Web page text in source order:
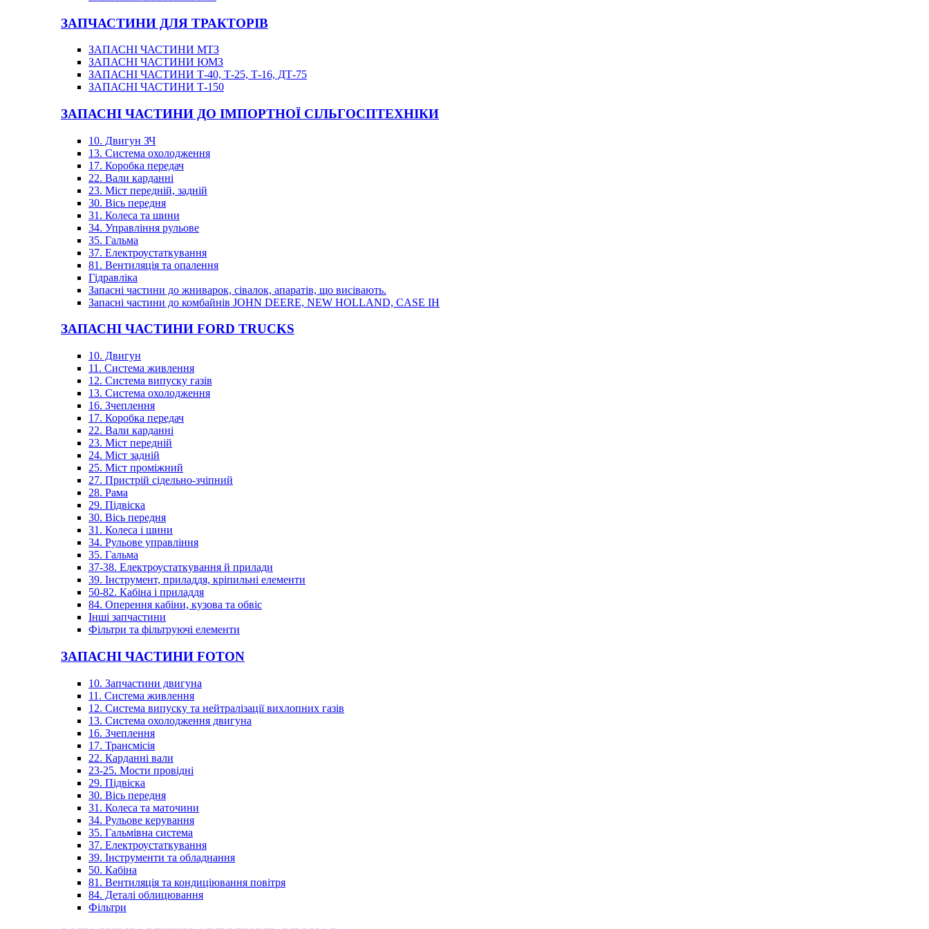
ЗАПЧАСТИНИ ДЛЯ ТРАКТОРІВ
ЗАПАСНІ ЧАСТИНИ МТЗ
ЗАПАСНІ ЧАСТИНИ ЮМЗ
ЗАПАСНІ ЧАСТИНИ Т-40, Т-25, Т-16, ДТ-75
ЗАПАСНІ ЧАСТИНИ Т-150
ЗАПАСНІ ЧАСТИНИ ДО ІМПОРТНОЇ СІЛЬГОСПТЕХНІКИ
10. Двигун ЗЧ
13. Система охолодження
17. Коробка передач
22. Вали карданні
23. Міст передній, задній
30. Вісь передня
31. Колеса та шини
34. Управління рульове
35. Гальма
37. Електроустаткування
81. Вентиляція та опалення
Гідравліка
Запасні частини до жниварок, сівалок, апаратів, що висівають.
Запасні частини до комбайнів JOHN DEERE, NEW HOLLAND, CASE IH
ЗАПАСНІ ЧАСТИНИ FORD TRUCKS
10. Двигун
11. Система живлення
12. Система випуску газів
13. Система охолодження
16. Зчеплення
17. Коробка передач
22. Вали карданні
23. Міст передній
24. Міст задній
25. Міст проміжний
27. Пристрій сідельно-зчіпний
28. Рама
29. Підвіска
30. Вісь передня
31. Колеса і шини
34. Рульове управління
35. Гальма
37-38. Електроустаткування й прилади
39. Інструмент, приладдя, кріпильні елементи
50-82. Кабіна і приладдя
84. Оперення кабіни, кузова та обвіс
Інші запчастини
Фільтри та фільтруючі елементи
ЗАПАСНІ ЧАСТИНИ FOTON
10. Запчастини двигуна
11. Система живлення
12. Система випуску та нейтралізації вихлопних газів
13. Система охолодження двигуна
16. Зчеплення
17. Трансмісія
22. Карданні вали
23-25. Мости провідні
29. Підвіска
30. Вісь передня
31. Колеса та маточини
34. Рульове керування
35. Гальмівна система
37. Електроустаткування
39. Інструменти та обладнання
50. Кабіна
81. Вентиляція та кондиціювання повітря
84. Деталі облицювання
Фільтри